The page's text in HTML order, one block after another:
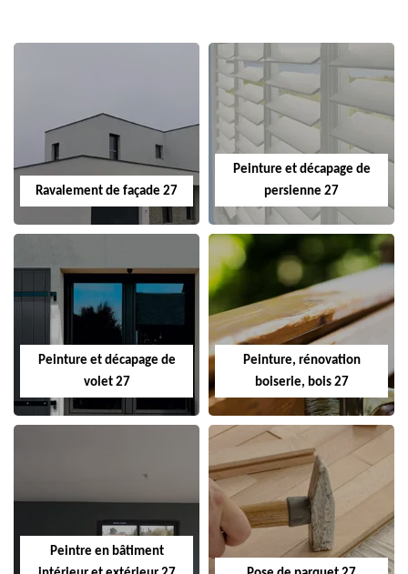
Ravalement de façade 27
Peinture et décapage de
persienne 27
Peinture et décapage de
volet 27
Peinture, rénovation
boiserie, bois 27
Peintre en bâtiment